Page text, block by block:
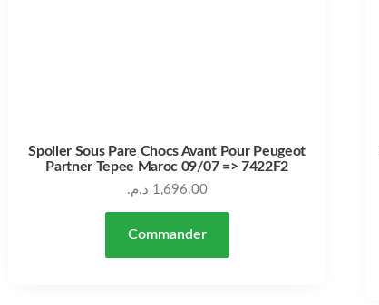
Spoiler Sous Pare Chocs Avant Pour Peugeot
Partner Tepee Maroc 09/07 => 7422F2
1,696.00 د.م.
Commander